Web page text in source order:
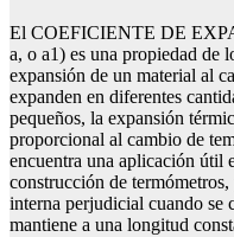
El COEFICIENTE DE
a, o a1) es una propiedad de
expansión de un material al
expanden en diferentes
pequeños, la expansión
proporcional al cambio de
encuentra una aplicación útil
construcción de
interna perjudicial cuando se
mantiene a una longitud